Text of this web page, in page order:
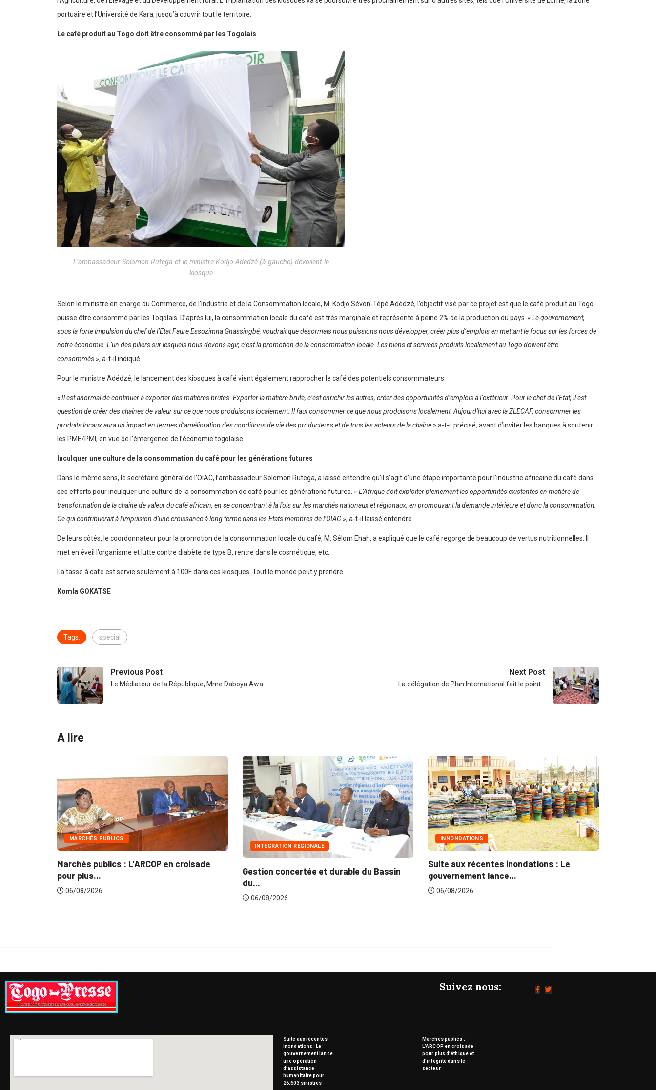
portuaire et l’Université de Kara, jusqu’à couvrir tout le territoire.
Le café produit au Togo doit être consommé par les Togolais
L’ambassadeur Solomon Rutega et le ministre Kodjo Adédzé (à gauche) dévoilent le
kiosque
Selon le ministre en charge du Commerce, de l’Industrie et de la Consommation locale, M. Kodjo Sévon-Tépé Adédzé, l’objectif visé par ce projet est que le café produit au Togo
puisse être consommé par les Togolais. D’après lui, la consommation locale du café est très marginale et représente à peine 2% de la production du pays. « Le gouvernement,
sous la forte impulsion du chef de l’Etat Faure Essozimna Gnassingbé, voudrait que désormais nous puissions nous développer, créer plus d’emplois en mettant le focus sur les forces de
notre économie. L’un des piliers sur lesquels nous devons agir, c’est la promotion de la consommation locale. Les biens et services produits localement au Togo doivent être
consommés », a-t-il indiqué.
Pour le ministre Adédzé, le lancement des kiosques à café vient également rapprocher le café des potentiels consommateurs.
« Il est anormal de continuer à exporter des matières brutes. Exporter la matière brute, c’est enrichir les autres, créer des opportunités d’emplois à l’extérieur. Pour le chef de l’Etat, il est
question de créer des chaînes de valeur sur ce que nous produisons localement. Il faut consommer ce que nous produisons localement. Aujourd’hui avec la ZLECAF, consommer les
produits locaux aura un impact en termes d’amélioration des conditions de vie des producteurs et de tous les acteurs de la chaîne » a-t-il précisé, avant d’inviter les banques à soutenir
les PME/PMI, en vue de l’émergence de l’économie togolaise.
Inculquer une culture de la consommation du café pour les générations futures
Dans le même sens, le secrétaire général de l’OIAC, l’ambassadeur Solomon Rutega, a laissé entendre qu’il s’agit d’une étape importante pour l’industrie africaine du café dans
ses efforts pour inculquer une culture de la consommation de café pour les générations futures. « L’Afrique doit exploiter pleinement les opportunités existantes en matière de
transformation de la chaîne de valeur du café africain, en se concentrant à la fois sur les marchés nationaux et régionaux, en promouvant la demande intérieure et donc la consommation.
Ce qui contribuerait à l’impulsion d’une croissance à long terme dans les Etats membres de l’OIAC », a-t-il laissé entendre.
De leurs côtés, le coordonnateur pour la promotion de la consommation locale du café, M. Sélom Ehah, a expliqué que le café regorge de beaucoup de vertus nutritionnelles. Il
met en éveil l’organisme et lutte contre diabète de type B, rentre dans le cosmétique, etc.
La tasse à café est servie seulement à 100F dans ces kiosques. Tout le monde peut y prendre.
Komla GOKATSE
Tags: special
Previous Post
Le Médiateur de la République, Mme Daboya Awa…
Next Post
La délégation de Plan International fait le point…
A lire
publics : L’ARCOP en croisade
INTÉGRATION RÉGIONALE
Gestion concertée et durable du Bassin
INNONDATIONS
Suite aux récentes inondations : Le
gouvernement lance...
MARCHÉS PUBLICS
Marchés publics : L’ARCOP en
Suivez nous:
Suite aux récentes
inondations : Le
gouvernement lance
une opération
d’assistance
humanitaire pour
26.603 sinistrés
Marchés publics :
L’ARCOP en croisade
pour plus d’éthique et
d’intégrité dans le
secteur